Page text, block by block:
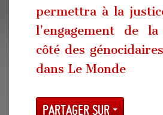
permettra à la
l’engagement de
côté des
dans Le Monde
Partager sur